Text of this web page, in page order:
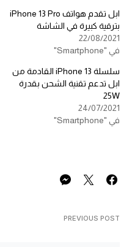
ابل تقدم هواتف iPhone 13 Pro
بترقية كبيرة في الشاشة
22/08/2021
في "Smartphone"
سلسلة iPhone 13 القادمة من
ابل تدعم تقنية الشحن بقدرة
25W
24/07/2021
في "Smartphone"
PREVIOUS POST